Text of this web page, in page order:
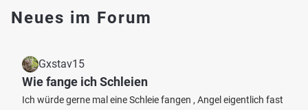
Neues im Forum
Gxstav15
Wie fange ich Schleien
Ich würde gerne mal eine Schleie fangen , Angel eigentlich fast